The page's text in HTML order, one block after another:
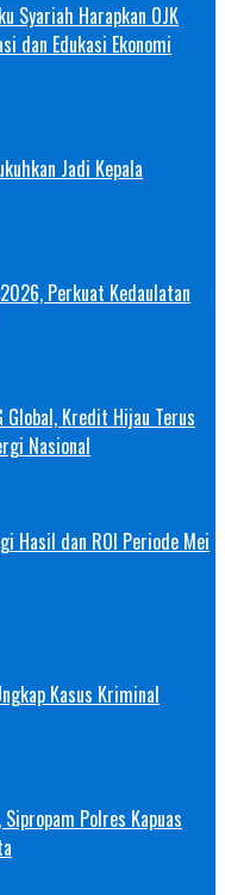
Syariah Harapkan OJK
dan Edukasi Ekonomi
Jadi Kepala
Perkuat Kedaulatan
Global, Kredit Hijau Terus
Nasional
Hasil dan ROI Periode Mei
Kasus Kriminal
Polres Kapuas